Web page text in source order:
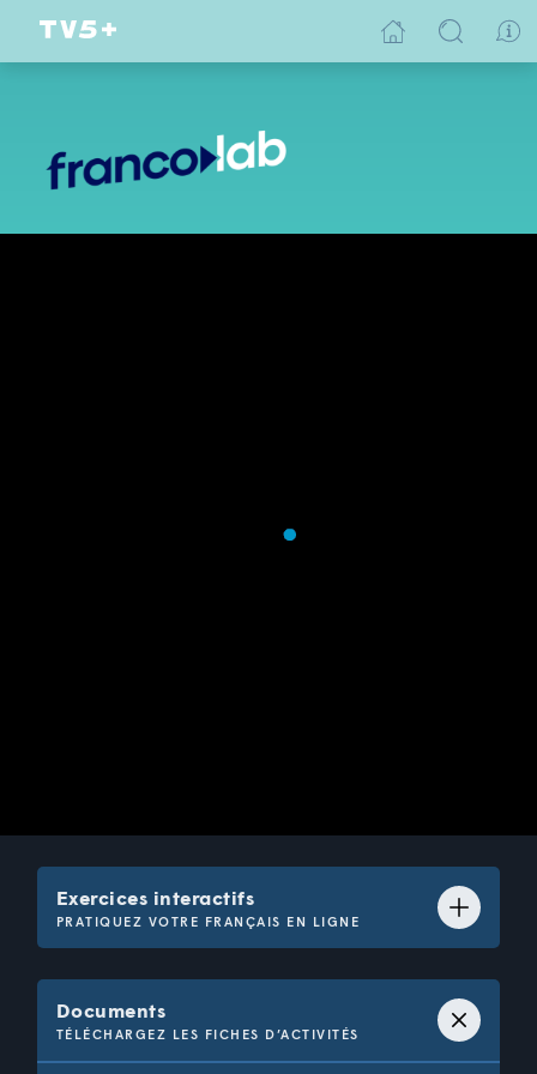
Au pays du bonheur
Exercices interactifs
PRATIQUEZ VOTRE FRANÇAIS EN LIGNE
Question 1 de 17 : Compréhension
Visionne la vidéo et complète la phrase.
Documents
TÉLÉCHARGEZ LES FICHES D’ACTIVITÉS